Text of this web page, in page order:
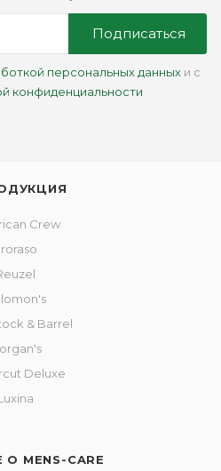
Подписаться
персональных данныхи с
конфиденциальности
Crew
& Barrel
Deluxe
MENS-CARE